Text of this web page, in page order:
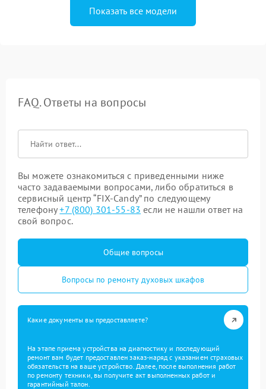
Показать все модели
FAQ. Ответы на вопросы
Вы можете ознакомиться с приведенными ниже
часто задаваемыми вопросами, либо обратиться в
сервисный центр “FIX-Candy” по следующему
телефону+7 (800) 301-55-83 если не нашли ответ на
свой вопрос.
Общие вопросы
Вопросы по ремонту духовых шкафов
Какие документы вы предоставляете?
На этапе приема устройства на диагностику и последующий
ремонт вам будет предоставлен заказ-наряд с указанием страховых
обязательств на ваше устройство. Далее, после выполнения работ
по ремонту техники, вы получите акт выполненных работ и
гарантийный талон.